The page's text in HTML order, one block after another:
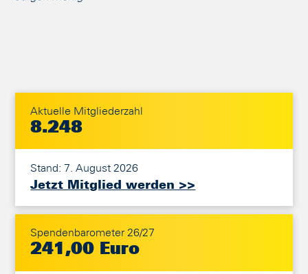
Aktuelle Mitgliederzahl
8.248
Stand: 7. August 2026
Jetzt Mitglied werden >>
Spendenbarometer 26/27
241,00 Euro